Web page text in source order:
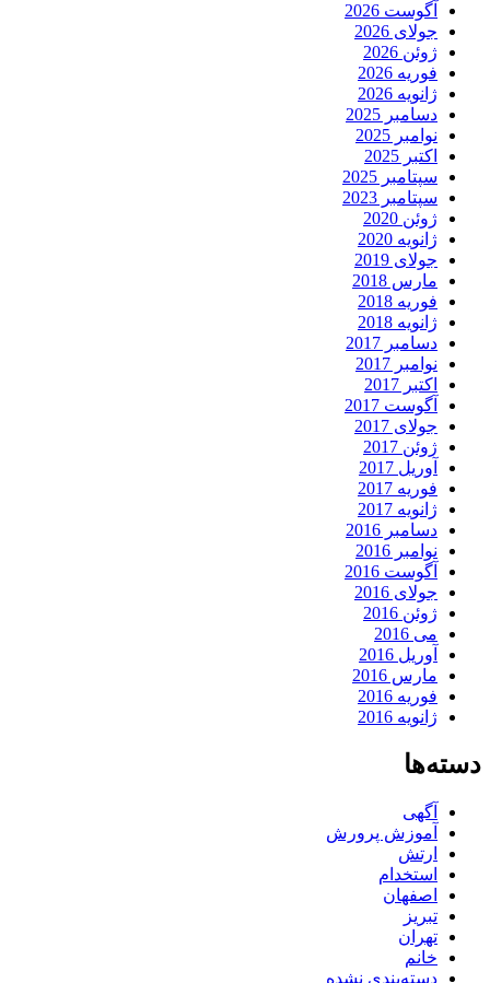
آگوست 2026
جولای 2026
ژوئن 2026
فوریه 2026
ژانویه 2026
دسامبر 2025
نوامبر 2025
اکتبر 2025
سپتامبر 2025
سپتامبر 2023
ژوئن 2020
ژانویه 2020
جولای 2019
مارس 2018
فوریه 2018
ژانویه 2018
دسامبر 2017
نوامبر 2017
اکتبر 2017
آگوست 2017
جولای 2017
ژوئن 2017
آوریل 2017
فوریه 2017
ژانویه 2017
دسامبر 2016
نوامبر 2016
آگوست 2016
جولای 2016
ژوئن 2016
می 2016
آوریل 2016
مارس 2016
فوریه 2016
ژانویه 2016
دسته‌ها
آگهی
آموزش پرورش
ارتش
استخدام
اصفهان
تبریز
تهران
خانم
دسته‌بندی نشده